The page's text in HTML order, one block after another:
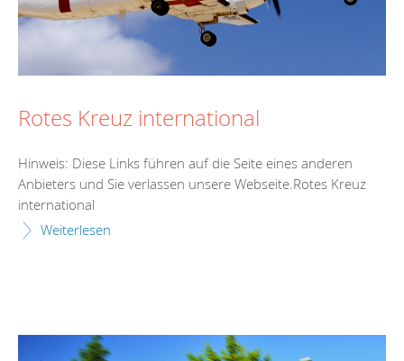
Rotes Kreuz international
Hinweis: Diese Links führen auf die Seite eines anderen
Anbieters und Sie verlassen unsere Webseite.Rotes Kreuz
international
Weiterlesen